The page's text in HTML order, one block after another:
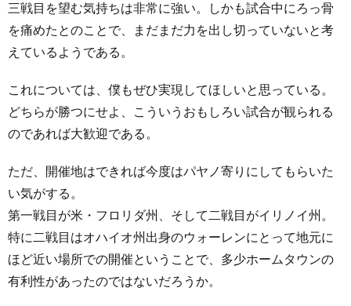
三戦目を望む気持ちは非常に強い。しかも試合中にろっ骨
を痛めたとのことで、まだまだ力を出し切っていないと考
えているようである。
これについては、僕もぜひ実現してほしいと思っている。
どちらが勝つにせよ、こういうおもしろい試合が観られる
のであれば大歓迎である。
ただ、開催地はできれば今度はパヤノ寄りにしてもらいた
い気がする。
第一戦目が米・フロリダ州、そして二戦目がイリノイ州。
特に二戦目はオハイオ州出身のウォーレンにとって地元に
ほど近い場所での開催ということで、多少ホームタウンの
有利性があったのではないだろうか。